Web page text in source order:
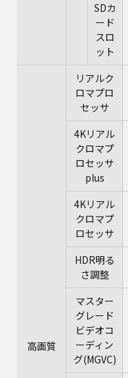
SDカ
ード
スロ
ット
高画質
リアルク
ロマプロ
セッサ
4Kリアル
クロマプ
ロセッサ
plus
4Kリアル
クロマプ
ロセッサ
HDR明る
さ調整
マスター
グレード
ビデオコ
ーディン
グ(MGVC)